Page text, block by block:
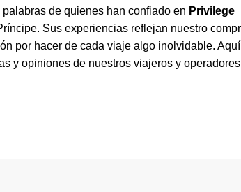
de quienes han confiado en Privilege
Sus experiencias reflejan nuestro
por hacer de cada viaje algo inolvidable. Aquí
y opiniones de nuestros viajeros y operadores